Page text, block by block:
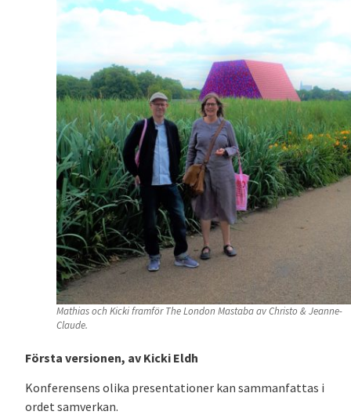
Mathias och Kicki framför The London Mastaba av Christo & Jeanne-
Claude.
Första versionen, av Kicki Eldh
Konferensens olika presentationer kan sammanfattas i
ordet samverkan.